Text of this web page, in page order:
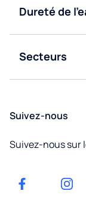
Fontaines
bonbonne
réseau
Nous
contacter
Obtenir
devis
Dureté de
Valais
Vaud
Genève
Secteurs
Bureaux
Facilities
Suivez-nous
Suivez-nous sur